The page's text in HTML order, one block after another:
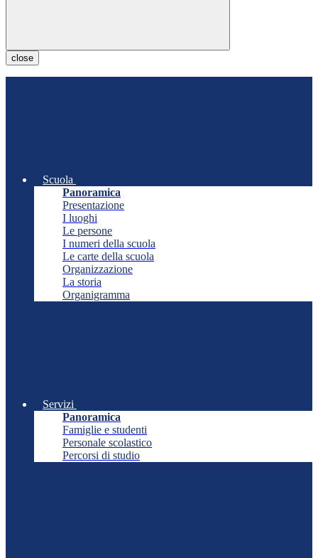
close
Scuola
Panoramica
Presentazione
I luoghi
Le persone
I numeri della scuola
Le carte della scuola
Organizzazione
La storia
Organigramma
Servizi
Panoramica
Famiglie e studenti
Personale scolastico
Percorsi di studio